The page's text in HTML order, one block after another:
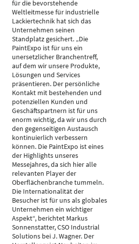
für die bevorstehende
Weltleitmesse für industrielle
Lackiertechnik hat sich das
Unternehmen seinen
Standplatz gesichert. „Die
PaintExpo ist für uns ein
unersetzlicher Branchentreff,
auf dem wir unsere Produkte,
Lösungen und Services
präsentieren. Der persönliche
Kontakt mit bestehenden und
potenziellen Kunden und
Geschäftspartnern ist für uns
enorm wichtig, da wir uns durch
den gegenseitigen Austausch
kontinuierlich verbessern
können. Die PaintExpo ist eines
der Highlights unseres
Messejahres, da sich hier alle
relevanten Player der
Oberflächenbranche tummeln.
Die Internationalität der
Besucher ist für uns als globales
Unternehmen ein wichtiger
Aspekt“, berichtet Markus
Sonnenstatter, CSO Industrial
Solutions bei J. Wagner. Der